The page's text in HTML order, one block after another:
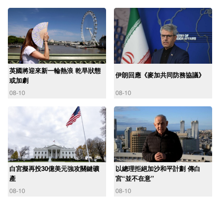
英國將迎來新一輪熱浪 乾旱狀態
或加劇
08-10
伊朗回應《麥加共同防務協議》
08-10
白宮擬再投30億美元強攻關鍵礦
產
08-10
以總理拒絕加沙和平計劃 傳白
宮“並不在意”
08-10